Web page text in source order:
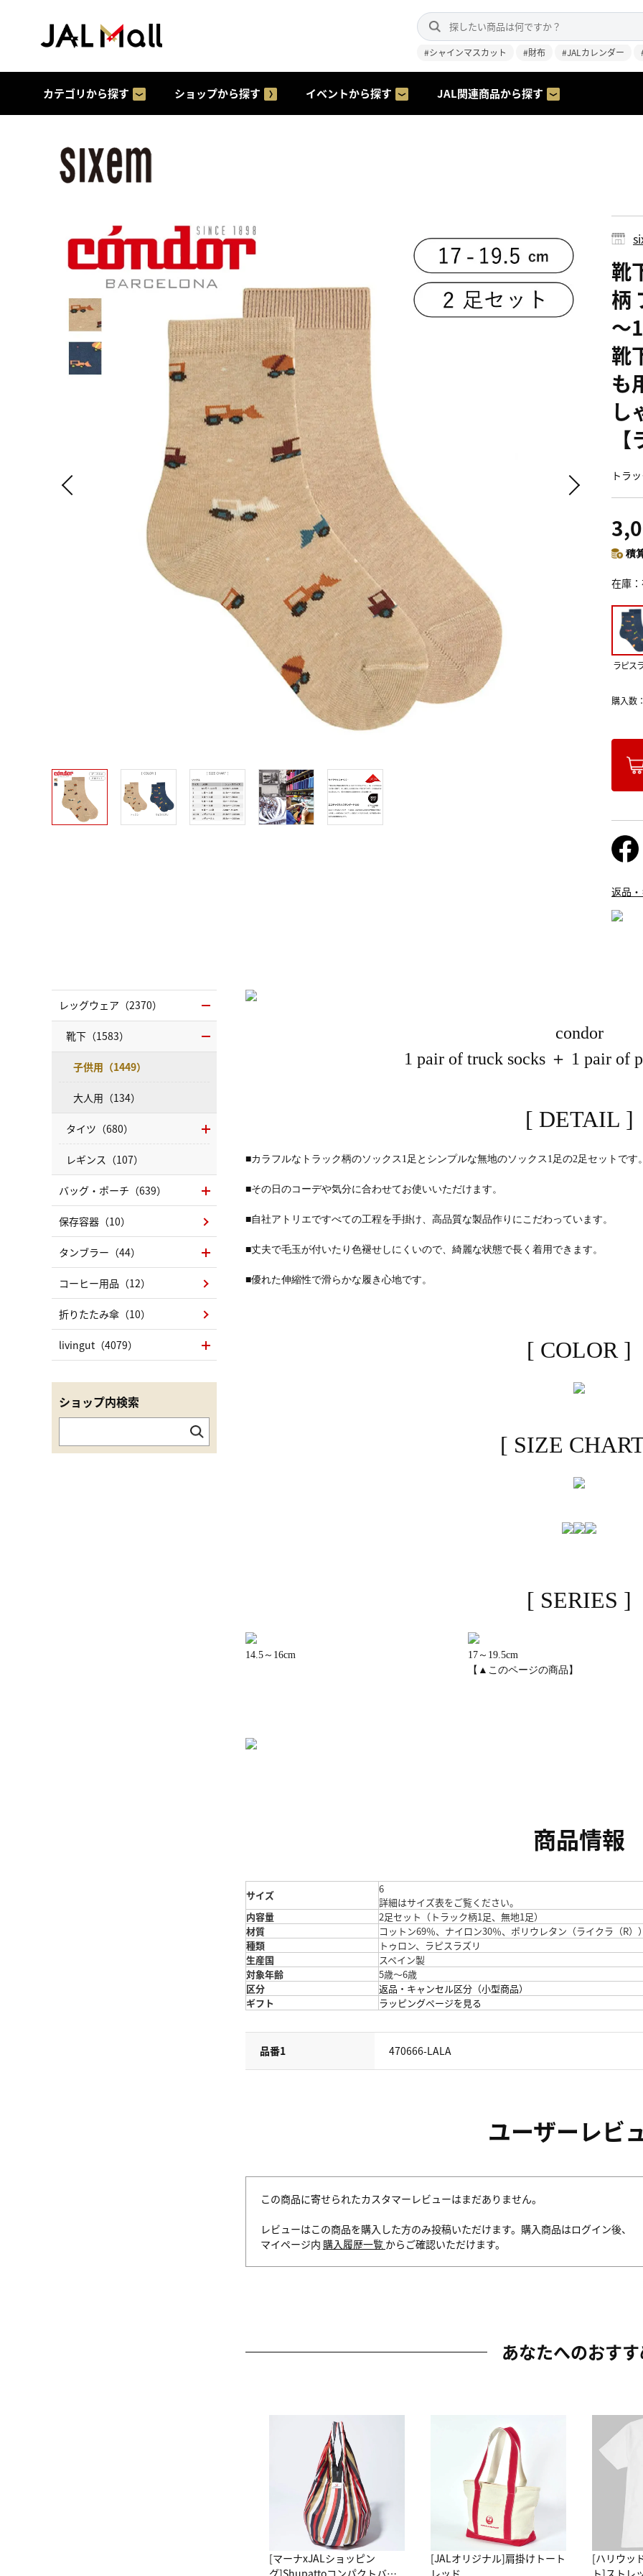
#シャインマスカット #財布 #JALカレンダー
カテゴリから探す ショップから探す イベントから探す JAL関連商品から探す
靴
柄
～
靴
も
し
トラ
積
在庫
ラピス
購入数
返品
condor
1 pair of truck socks ＋ 1 pair of
[ DETAIL ]
■カラフルなトラック柄のソックス1足とシンプルな無地のソックス1足の2足セットです
■その日のコーデや気分に合わせてお使いいただけます。
■自社アトリエですべての工程を手掛け、高品質な製品作りにこだわっています。
■丈夫で毛玉が付いたり色褪せしにくいので、綺麗な状態で長く着用できます。
■優れた伸縮性で滑らかな履き心地です。
[ COLOR ]
[ SIZE
[ SERIES ]
14.5～16cm
17～19.5cm
【▲このページの商品】
商品情報
サイズ
6
詳細はサイズ表をご覧ください。
内容量
2足セット（トラック柄1足、無地1足）
材質
コットン69％、ナイロン30％、ポリウレタン（ライクラ（R）
種類
トゥロン、ラピスラズリ
生産国
スペイン製
対象年齢
5歳～6歳
区分
返品・キャンセル区分（小型商品）
ギフト
ラッピングページを見る
品番1 470666-LALA
ユーザーレビ
この商品に寄せられたカスタマーレビューはまだありません。
レビューはこの商品を購入した方のみ投稿いただけます。購入商品はログイン後、
マイページ内 購入履歴一覧 からご確認いただけます。
あなたへのおす
[マーナxJALショッピン
グ]Shupattoコンパクトバッ
[JALオリジナル]肩掛けトート
レッド
[ハリウッ
ト]ストレ
レッグウェア（2370）
靴下（1583）
子供用（1449）
大人用（134）
タイツ（680）
レギンス（107）
バッグ・ポーチ（639）
保存容器（10）
タンブラー（44）
コーヒー用品（12）
折りたたみ傘（10）
livingut（4079）
ショップ内検索